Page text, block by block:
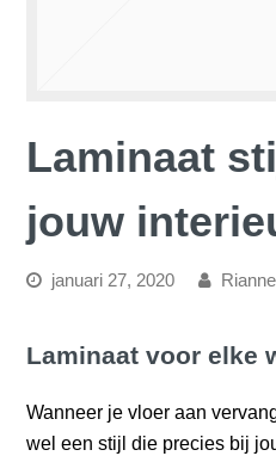
Laminaat
jouw
januari 27, 2020 Rianne
Laminaat voor elke
Wanneer je vloer aan
wel een stijl die precies bij